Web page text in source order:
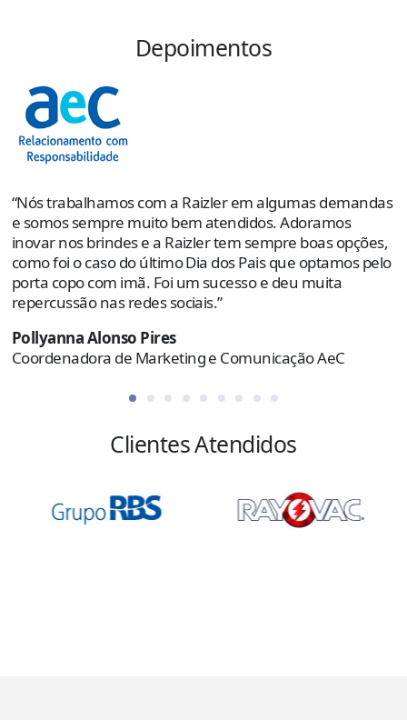
Depoimentos
“Nós trabalhamos com a Raizler em algumas demandas
e somos sempre muito bem atendidos. Adoramos
inovar nos brindes e a Raizler tem sempre boas opções,
como foi o caso do último Dia dos Pais que optamos pelo
porta copo com imã. Foi um sucesso e deu muita
repercussão nas redes sociais.”
Pollyanna Alonso Pires
Coordenadora de Marketing e Comunicação AeC
Clientes Atendidos